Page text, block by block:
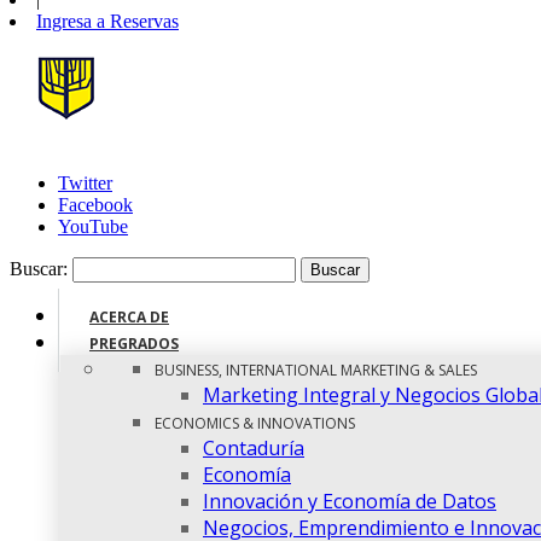
Ingresa a Reservas
Twitter
Facebook
YouTube
Buscar:
ACERCA DE
PREGRADOS
BUSINESS, INTERNATIONAL MARKETING & SALES
Marketing Integral y Negocios
ECONOMICS & INNOVATIONS
Contaduría
Economía
Innovación y Economía de Datos
Negocios, Emprendimiento e